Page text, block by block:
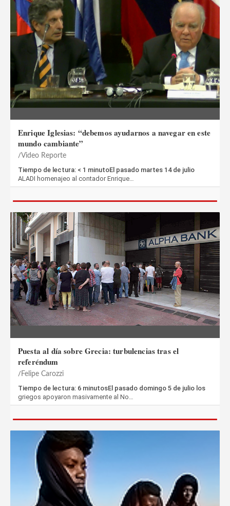
Enrique Iglesias: “debemos ayudarnos a navegar en este
mundo cambiante”
Video Reporte
Tiempo de lectura: < 1 minutoEl pasado martes 14 de julio
ALADI homenajeo al contador Enrique…
Puesta al día sobre Grecia: turbulencias tras el
referéndum
Felipe Carozzi
Tiempo de lectura: 6 minutosEl pasado domingo 5 de julio los
griegos apoyaron masivamente al No…